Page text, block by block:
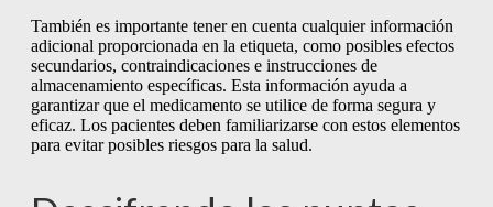
También es importante tener en cuenta cualquier información
adicional proporcionada en la etiqueta, como posibles efectos
secundarios, contraindicaciones e instrucciones de
almacenamiento específicas. Esta información ayuda a
garantizar que el medicamento se utilice de forma segura y
eficaz. Los pacientes deben familiarizarse con estos elementos
para evitar posibles riesgos para la salud.